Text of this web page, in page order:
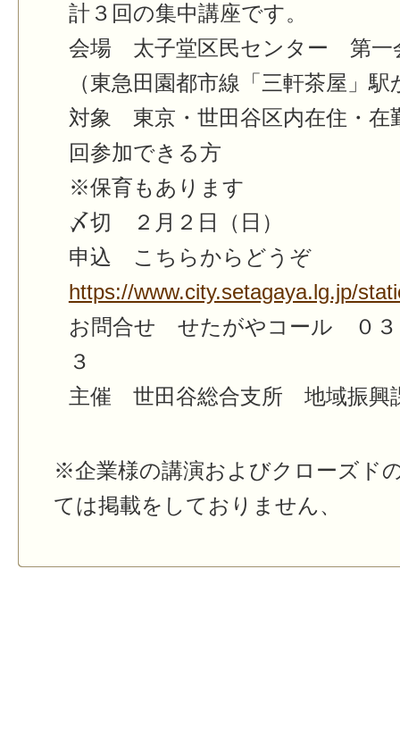
計３回の集中講座です。
会場 太子堂区民センター 第一
（東急田園都市線「三軒茶屋」
対象 東京・世田谷区内在住・
回参加できる方
※保育もあります
〆切 ２月２日（日）
申込 こちらからどうぞ
https://www.city.setagaya.lg.jp/
お問合せ せたがやコール ０３
３
主催 世田谷総合支所 地域振興
※企業様の講演およびクローズド
ては掲載をしておりません、